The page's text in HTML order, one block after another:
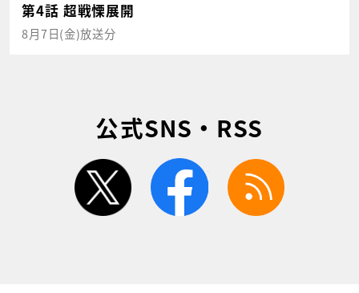
第4話 超戦慄展開
8月7日(金)放送分
公式SNS・RSS
twitter facebook